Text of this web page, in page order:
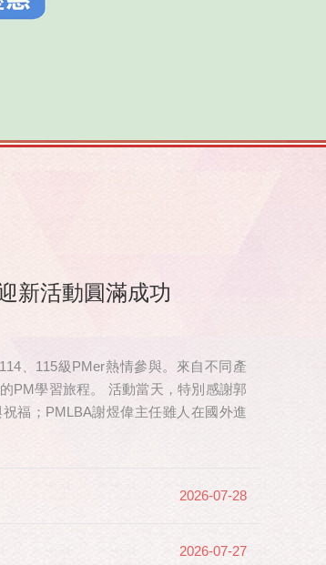
新活動圓滿成功
、115級PMer熱情參與。來自不同產
PM學習旅程。 活動當天，特別感謝郭
福；PMLBA謝煜偉主任雖人在國外進
2026-07-28
2026-07-27